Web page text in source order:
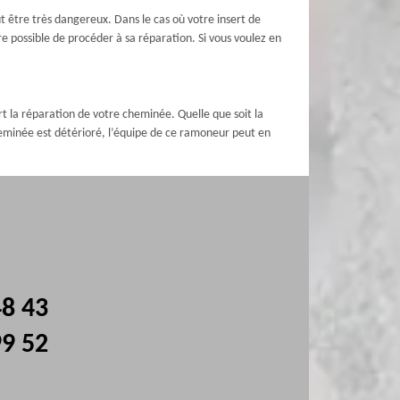
être très dangereux. Dans le cas où votre insert de
de procéder à sa réparation. Si vous voulez en
la réparation de votre cheminée. Quelle que soit la
est détérioré, l’équipe de ce ramoneur peut en
43
52